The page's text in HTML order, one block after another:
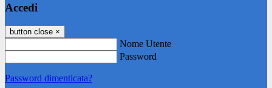
Accedi
button close ×
Nome Utente
Password
Password dimenticata?